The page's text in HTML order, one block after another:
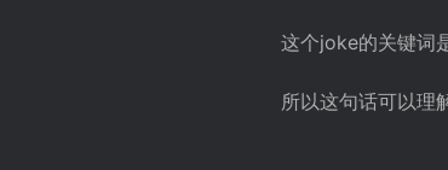
这个joke的关键词
所以这句话可以理